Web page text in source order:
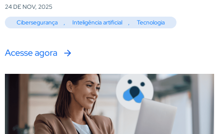
24 DE NOV, 2025
Cibersegurança
, Inteligência artificial , Tecnologia
Acesse agora